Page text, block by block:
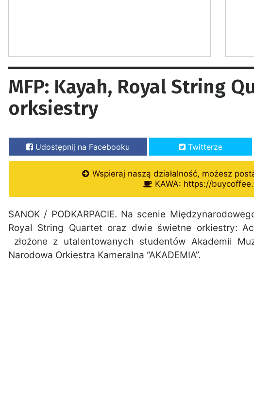
MFP: Kayah, Royal String
orksiestry
Udostępnij na Facebooku Twitterze
Wspieraj naszą działalność, możesz
KAWA: https://
SANOK / PODKARPACIE. Na scenie
Royal String Quartet oraz dwie świetne orkiestry:
złożone z utalentowanych studentów Akademii
Narodowa Orkiestra Kameralna “AKADEMIA”.